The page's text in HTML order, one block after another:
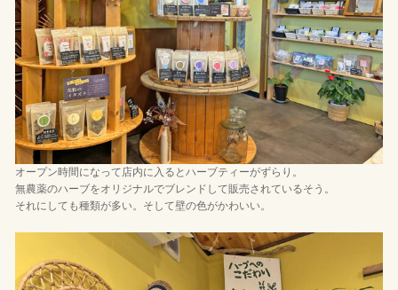
オープン時間になって店内に入るとハーブティーがずらり。
無農薬のハーブをオリジナルでブレンドして販売されているそう。
それにしても種類が多い。そして壁の色がかわいい。